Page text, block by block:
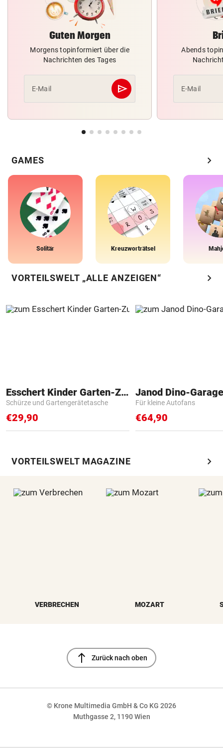
Guten Morgen
Morgens topinformiert über die
Nachrichten des Tages
E-Mail send
Abschicken
Abends
E-Mail
GAMES chevron_right
Solitär Kreuzworträtsel
VORTEILSWELT „ALLE ANZEIGEN“ chevron_right
Esschert Kinder Garten-Zubehör
Schürze und Gartengerätetasche
€29,90
Janod Dino-Garage
Für kleine Autofans
€64,90
VORTEILSWELT MAGAZINE chevron_right
VERBRECHEN MOZART
north Zurück nach oben
© Krone Multimedia GmbH & Co KG 2026
Muthgasse 2, 1190 Wien